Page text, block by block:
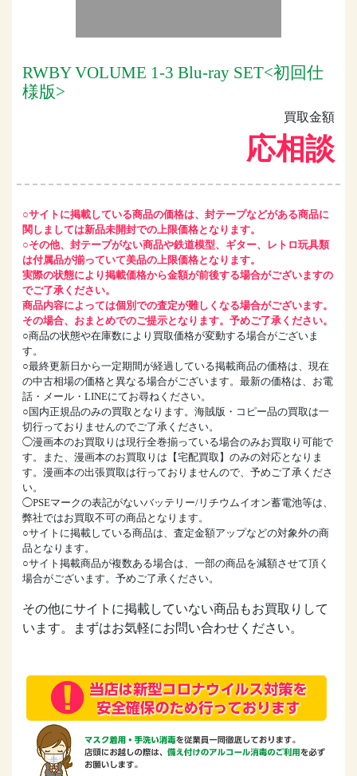
RWBY VOLUME 1-3 Blu-ray SET<初回仕
様版>
買取金額
応相談
○サイトに掲載している商品の価格は、封テープなどがある商品に
関しましては新品未開封での上限価格となります。
○その他、封テープがない商品や鉄道模型、ギター、レトロ玩具類
は付属品が揃っていて美品の上限価格となります。
実際の状態により掲載価格から金額が前後する場合がございますの
でご了承ください。
商品内容によっては個別での査定が難しくなる場合がございます。
その場合、おまとめでのご提示となります。予めご了承ください。
○商品の状態や在庫数により買取価格が変動する場合がございま
す。
○最終更新日から一定期間が経過している掲載商品の価格は、現在
の中古相場の価格と異なる場合がございます。最新の価格は、お電
話・メール・LINEにてお尋ねください。
○国内正規品のみの買取となります。海賊版・コピー品の買取は一
切行っておりませんのでご了承ください。
◯漫画本のお買取りは現行全巻揃っている場合のみお買取り可能で
す。また、漫画本のお買取りは【宅配買取】のみの対応となりま
す。漫画本の出張買取は行っておりませんので、予めご了承くださ
い。
◯PSEマークの表記がないバッテリー/リチウムイオン蓄電池等は、
弊社ではお買取不可の商品となります。
○サイトに掲載している商品は、査定金額アップなどの対象外の商
品となります。
○サイト掲載商品が複数ある場合は、一部の商品を減額させて頂く
場合がございます。予めご了承ください。
その他にサイトに掲載していない商品もお買取りして
います。まずはお気軽にお問い合わせください。